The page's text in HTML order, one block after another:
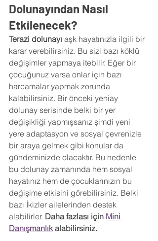
Dolunayından Nasıl
Etkilenecek?
Terazi dolunayı aşk hayatınızla ilgili bir
karar verebilirsiniz. Bu sizi bazı köklü
değişimler yapmaya itebilir. Eğer bir
çocuğunuz varsa onlar için bazı
harcamalar yapmak zorunda
kalabilirsiniz. Bir önceki yeniay
dolunay serisinde belki bir yer
değişikliği yapmışsanız şimdi yeni
yere adaptasyon ve sosyal çevrenizle
bir araya gelmek gibi konular da
gündeminizde olacaktır. Bu nedenle
bu dolunay zamanında hem sosyal
hayatınız hem de çocuklarınızın bu
değişime etkisini görebilirsiniz. Belki
bazı İkizler ailelerinden destek
alabilirler. Daha fazlası için Mini
Danışmanlık alabilirsiniz.